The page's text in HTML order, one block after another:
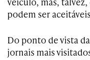
podem ser
Do ponto de vista
jornais mais